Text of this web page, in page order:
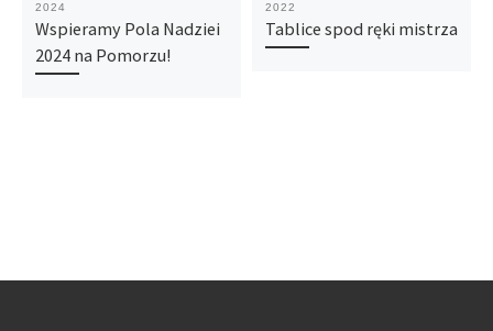
2024
Wspieramy Pola Nadziei
2024 na Pomorzu!
2022
Tablice spod ręki mistrza